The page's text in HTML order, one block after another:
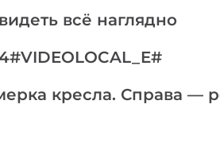
всё наглядно
кресла. Справа —